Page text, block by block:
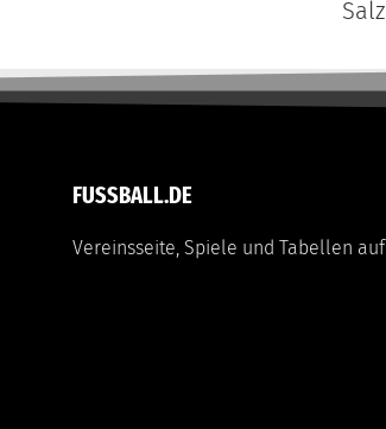
FUSSBALL.DE
Vereinsseite, Spiele und Tabellen auf